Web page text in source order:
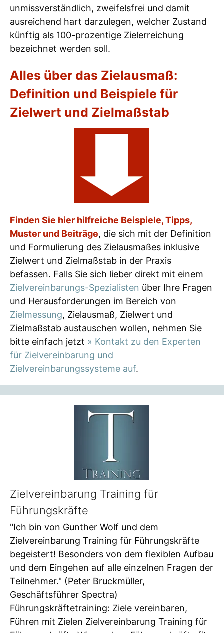
unmissverständlich, zweifelsfrei und damit
ausreichend hart darzulegen, welcher Zustand
künftig als 100-prozentige Zielerreichung
bezeichnet werden soll.
Alles über das Zielausmaß:
Definition und Beispiele für
Zielwert und Zielmaßstab
Finden Sie hier hilfreiche Beispiele, Tipps,
Muster und Beiträge, die sich mit der Definition
und Formulierung des Zielausmaßes inklusive
Zielwert und Zielmaßstab in der Praxis
befassen. Falls Sie sich lieber direkt mit einem
Zielvereinbarungs-Spezialisten über Ihre Fragen
und Herausforderungen im Bereich von
Zielmessung, Zielausmaß, Zielwert und
Zielmaßstab austauschen wollen, nehmen Sie
bitte einfach jetzt » Kontakt zu den Experten
für Zielvereinbarung und
Zielvereinbarungssysteme auf.
Zielvereinbarung Training für
Führungskräfte
"Ich bin von Gunther Wolf und dem
Zielvereinbarung Training für Führungskräfte
begeistert! Besonders von dem flexiblen Aufbau
und dem Eingehen auf alle einzelnen Fragen der
Teilnehmer." (Peter Bruckmüller,
Geschäftsführer Spectra)
Führungskräftetraining: Ziele vereinbaren,
Führen mit Zielen Zielvereinbarung Training für